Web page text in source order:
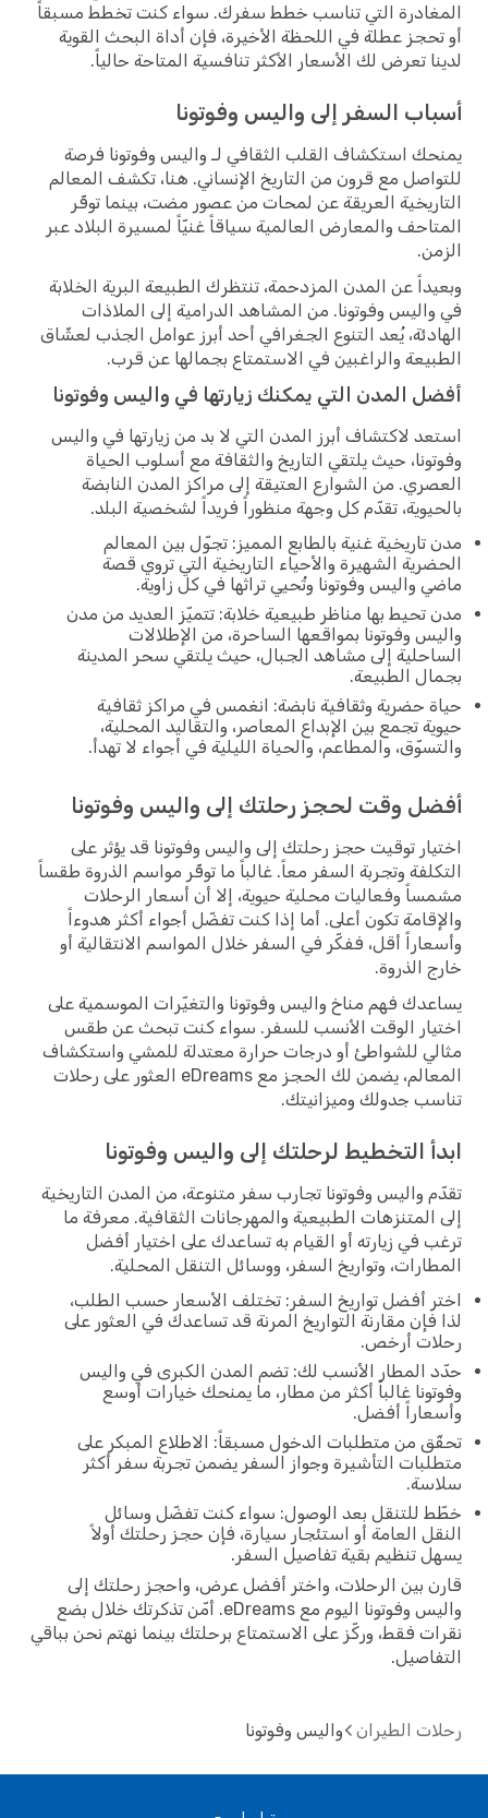
المغادرة التي تناسب خطط سفرك. سواء كنت تخطط مسبقاً
أو تحجز عطلة في اللحظة الأخيرة، فإن أداة البحث القوية
لدينا تعرض لك الأسعار الأكثر تنافسية المتاحة حالياً.
أسباب السفر إلى واليس وفوتونا
يمنحك استكشاف القلب الثقافي لـ واليس وفوتونا فرصة
للتواصل مع قرون من التاريخ الإنساني. هنا، تكشف المعالم
التاريخية العريقة عن لمحات من عصور مضت، بينما توفّر
المتاحف والمعارض العالمية سياقاً غنيّاً لمسيرة البلاد عبر
الزمن.
وبعيداً عن المدن المزدحمة، تنتظرك الطبيعة البرية الخلابة
في واليس وفوتونا. من المشاهد الدرامية إلى الملاذات
الهادئة، يُعد التنوع الجغرافي أحد أبرز عوامل الجذب لعشّاق
الطبيعة والراغبين في الاستمتاع بجمالها عن قرب.
أفضل المدن التي يمكنك زيارتها في واليس وفوتونا
استعد لاكتشاف أبرز المدن التي لا بد من زيارتها في واليس
وفوتونا، حيث يلتقي التاريخ والثقافة مع أسلوب الحياة
العصري. من الشوارع العتيقة إلى مراكز المدن النابضة
بالحيوية، تقدّم كل وجهة منظوراً فريداً لشخصية البلد.
مدن تاريخية غنية بالطابع المميز: تجوّل بين المعالم
الحضرية الشهيرة والأحياء التاريخية التي تروي قصة
ماضي واليس وفوتونا وتُحيي تراثها في كل زاوية.
مدن تحيط بها مناظر طبيعية خلابة: تتميّز العديد من مدن
واليس وفوتونا بمواقعها الساحرة، من الإطلالات
الساحلية إلى مشاهد الجبال، حيث يلتقي سحر المدينة
بجمال الطبيعة.
حياة حضرية وثقافية نابضة: انغمس في مراكز ثقافية
حيوية تجمع بين الإبداع المعاصر، والتقاليد المحلية،
والتسوّق، والمطاعم، والحياة الليلية في أجواء لا تهدأ.
أفضل وقت لحجز رحلتك إلى واليس وفوتونا
اختيار توقيت حجز رحلتك إلى واليس وفوتونا قد يؤثر على
التكلفة وتجربة السفر معاً. غالباً ما توفّر مواسم الذروة طقساً
مشمساً وفعاليات محلية حيوية، إلا أن أسعار الرحلات
والإقامة تكون أعلى. أما إذا كنت تفضّل أجواء أكثر هدوءاً
وأسعاراً أقل، ففكّر في السفر خلال المواسم الانتقالية أو
خارج الذروة.
يساعدك فهم مناخ واليس وفوتونا والتغيّرات الموسمية على
اختيار الوقت الأنسب للسفر. سواء كنت تبحث عن طقس
مثالي للشواطئ أو درجات حرارة معتدلة للمشي واستكشاف
المعالم، يضمن لك الحجز مع eDreams العثور على رحلات
تناسب جدولك وميزانيتك.
ابدأ التخطيط لرحلتك إلى واليس وفوتونا
تقدّم واليس وفوتونا تجارب سفر متنوعة، من المدن التاريخية
إلى المتنزهات الطبيعية والمهرجانات الثقافية. معرفة ما
ترغب في زيارته أو القيام به تساعدك على اختيار أفضل
المطارات، وتواريخ السفر، ووسائل التنقل المحلية.
اختر أفضل تواريخ السفر: تختلف الأسعار حسب الطلب،
لذا فإن مقارنة التواريخ المرنة قد تساعدك في العثور على
رحلات أرخص.
حدّد المطار الأنسب لك: تضم المدن الكبرى في واليس
وفوتونا غالباً أكثر من مطار، ما يمنحك خيارات أوسع
وأسعاراً أفضل.
تحقّق من متطلبات الدخول مسبقاً: الاطلاع المبكر على
متطلبات التأشيرة وجواز السفر يضمن تجربة سفر أكثر
سلاسة.
خطّط للتنقل بعد الوصول: سواء كنت تفضّل وسائل
النقل العامة أو استئجار سيارة، فإن حجز رحلتك أولاً
يسهل تنظيم بقية تفاصيل السفر.
قارن بين الرحلات، واختر أفضل عرض، واحجز رحلتك إلى
واليس وفوتونا اليوم مع eDreams. أمّن تذكرتك خلال بضع
نقرات فقط، وركّز على الاستمتاع برحلتك بينما نهتم نحن بباقي
التفاصيل.
رحلات الطيران واليس وفوتونا